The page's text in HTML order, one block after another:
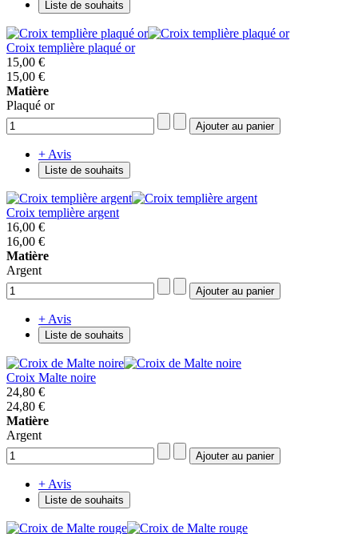
Liste de souhaits
Croix templière plaqué or
15,00 €
15,00 €
Matière
Plaqué or
+ Avis
Liste de souhaits
Croix templière argent
16,00 €
16,00 €
Matière
Argent
+ Avis
Liste de souhaits
Croix Malte noire
24,80 €
24,80 €
Matière
Argent
+ Avis
Liste de souhaits